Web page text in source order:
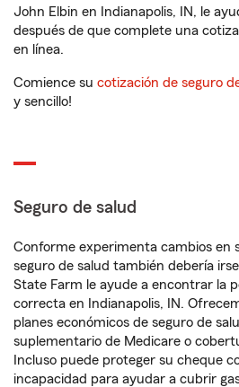
John Elbin en Indianapolis, IN, le
después de que complete una
en línea.
Comience su cotización de seguro
y sencillo!
Seguro de salud
Conforme experimenta cambios en
seguro de salud también debería
State Farm le ayude a encontrar la
correcta en Indianapolis, IN.
planes económicos de seguro de
suplementario de Medicare o
Incluso puede proteger su cheque
incapacidad para ayudar a cubrir